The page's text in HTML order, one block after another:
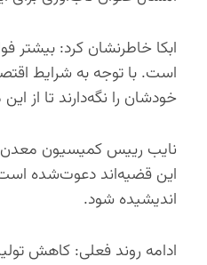
ابکا خاطرنشان کرد:
است. با توجه به شرایط
خودشان را نگه‌دارند تا از
نایب رییس کمیسیون معدن
این قضیه‌اند دعوت‌شده است
اندیشیده شود.
ادامه روند فعلی: کاهش